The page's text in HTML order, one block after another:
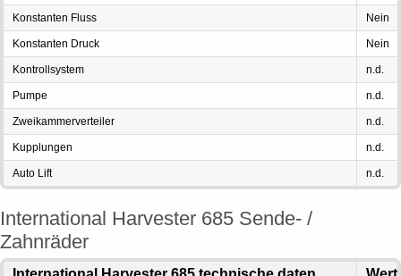
Konstanten Fluss Nein
Konstanten Druck Nein
Kontrollsystem n.d.
Pumpe n.d.
Zweikammerverteiler n.d.
Kupplungen n.d.
Auto Lift n.d.
International Harvester 685 Sende- /
Zahnräder